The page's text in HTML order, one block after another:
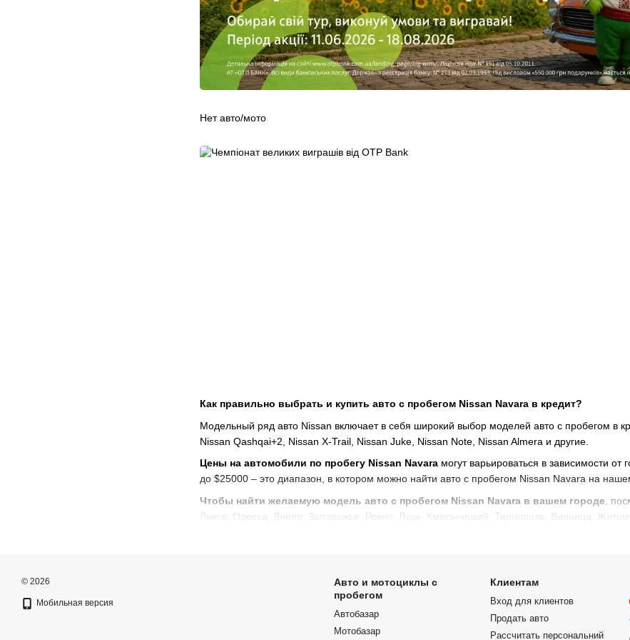
Как правильно выбрать и купить авто с пробегом Nissan Navara в кредит?
Модельный ряд авто Nissan включает в себя широкий выбор моделей авто с пробегом в
Nissan Qashqai+2, Nissan X-Trail, Nissan Juke, Nissan Note, Nissan Almera и другие.
Цены на автомобили по пробегу Nissan Navara могут варьироваться в зависимости
до $25000 – это диапазон, в котором можно найти авто с пробегом Nissan Navara на
Чтобы найти желаемую модель авто с пробегом Nissan Navara в вашем городе ,
Львов, Одесса, Днепр, Запорожье, Ровно, Луцк, Хмельницкий, Тернополь, Винница,
Оставьте заявку на консультацию
Получите решение по кредиту и перерасчет средств в течение 1 дня!
Нет авто/мото
© 2026
Мобильная версия
Авто и мотоциклы с
пробегом
Автобазар
Мотобазар
Клиентам
Вход для клиентов
Продать авто
Рассчитать персональний